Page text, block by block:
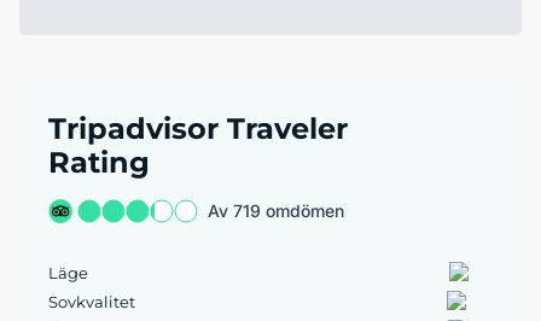
Tripadvisor Traveler
Rating
Av 719 omdömen
Läge
Sovkvalitet